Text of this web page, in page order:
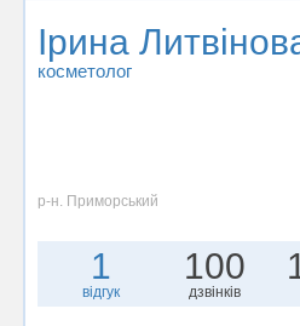
Ірина
косметолог
р-н. Приморський
1
відгук
100
дзвінків